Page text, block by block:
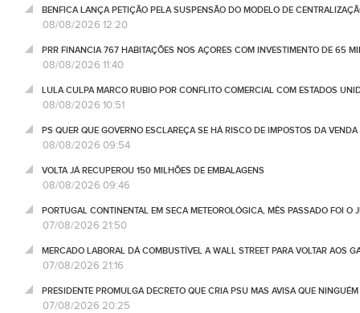
BENFICA LANÇA PETIÇÃO PELA SUSPENSÃO DO MODELO DE
08/08/2026 12:20
PRR FINANCIA 767 HABITAÇÕES NOS AÇORES COM INVESTIMENTO DE 65
08/08/2026 11:40
LULA CULPA MARCO RUBIO POR CONFLITO COMERCIAL COM ESTADOS
08/08/2026 10:51
PS QUER QUE GOVERNO ESCLAREÇA SE HÁ RISCO DE IMPOSTOS DA
08/08/2026 09:54
VOLTA JÁ RECUPEROU 150 MILHÕES DE EMBALAGENS
08/08/2026 09:46
PORTUGAL CONTINENTAL EM SECA METEOROLÓGICA, MÊS PASSADO FOI O
07/08/2026 21:50
MERCADO LABORAL DÁ COMBUSTÍVEL A WALL STREET PARA VOLTAR AOS
07/08/2026 21:16
PRESIDENTE PROMULGA DECRETO QUE CRIA PSU MAS AVISA QUE
07/08/2026 20:25